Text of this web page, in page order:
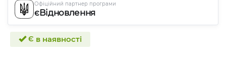
Офіційний партнер програми
єВідновлення
Є в наявності